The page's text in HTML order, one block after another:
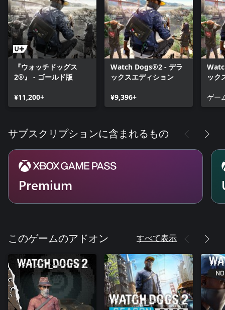
『ウォッチドッグス
2®』 - ゴールド版
¥11,200+
Watch Dogs®2 - デラ
ックスエディション
¥9,396+
ック
ゲー
サブスクリプションに含まれるもの
Premium
このゲームのアドオン すべて表示